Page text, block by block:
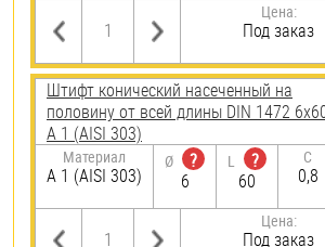
Цена:
Под заказ
Штифт конический насеченный на
половину от всей длины DIN 1472
А 1 (AISI 303)
Материал
А 1 (AISI 303)
Ø
?
6
L
?
60
C
0,8
Цена:
Под заказ